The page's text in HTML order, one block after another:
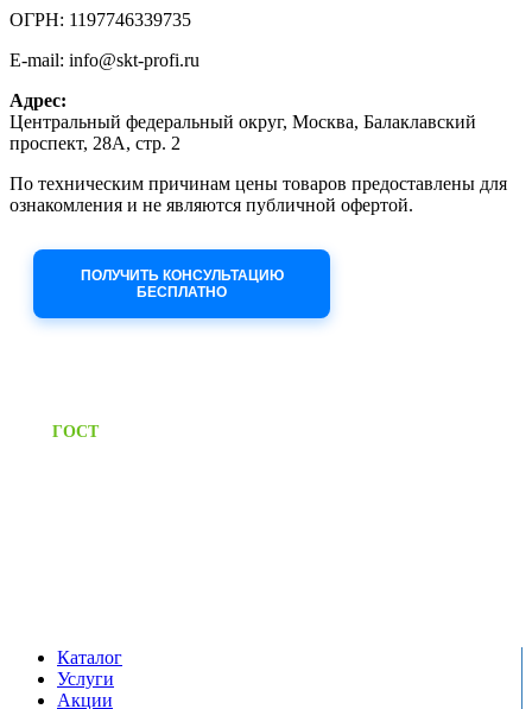
ОГРН: 1197746339735
E-mail: info@skt-profi.ru
Адрес:
Центральный федеральный округ, Москва, Балаклавский
проспект, 28А, стр. 2
По техническим причинам цены товаров предоставлены для
ознакомления и не являются публичной офертой.
ПОЛУЧИТЬ КОНСУЛЬТАЦИЮ
БЕСПЛАТНО
ГОСТПредоставляем паспорт
Каталог
Услуги
Акции